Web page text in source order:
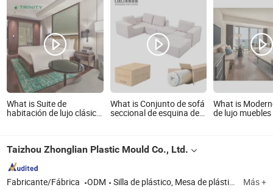
What is Suite de
habitación de lujo clásica
muebles de dormitorio de
5 estrellas
What is Conjunto de sofá
seccional de esquina de
para sala de estar, hogar
vacío
What is
de lujo muebles
Taizhou Zhonglian Plastic Mould Co., Ltd.
Fabricante/Fábrica ODM Silla de plástico, Mesa de plástico, Juguete de plástico Más +